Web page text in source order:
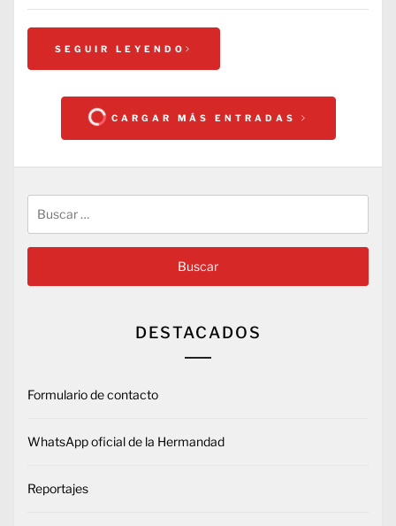
SEGUIR LEYENDO
CARGAR MÁS ENTRADAS
DESTACADOS
Formulario de contacto
WhatsApp oficial de la Hermandad
Reportajes